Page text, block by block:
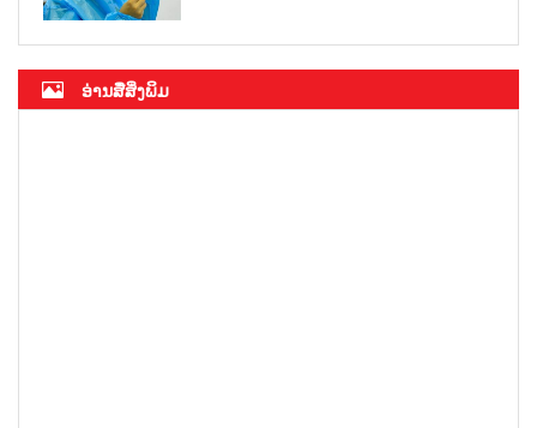
ອ່ານສື່ສິ່ງພິມ